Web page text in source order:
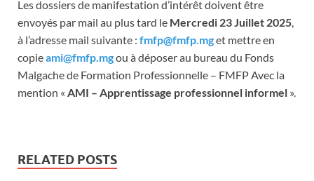
Les dossiers de manifestation d’intérêt doivent être
envoyés par mail au plus tard le Mercredi 23 Juillet 2025
à l’adresse mail suivante : fmfp@fmfp.mget mettre en
copieami@fmfp.mgou à déposer au bureau du Fonds
Malgache de Formation Professionnelle – FMFP Avec la
mention « AMI – Apprentissage professionnel informel ».
RELATED POSTS